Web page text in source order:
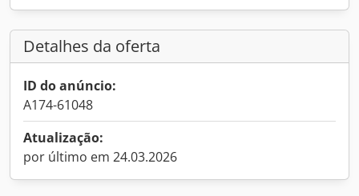
Detalhes da oferta
ID do anúncio:
A174-61048
Atualização:
por último em 24.03.2026